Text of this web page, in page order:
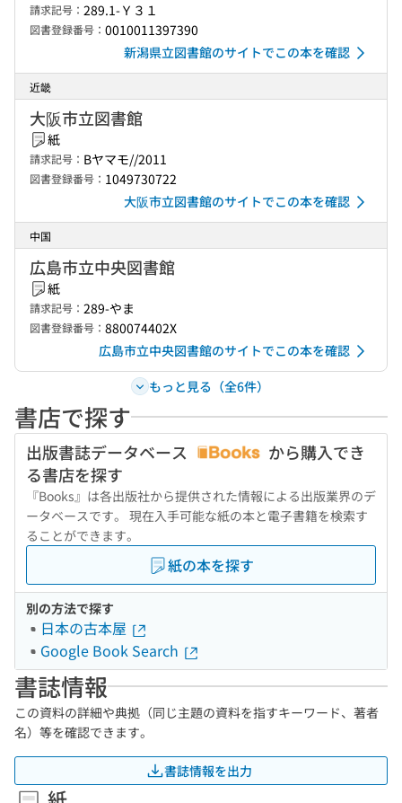
請求記号： 289.1-Ｙ３１
図書登録番号： 0010011397390
新潟県立図書館のサイトでこの本を確認
近畿
大阪市立図書館
紙
請求記号： Bヤマモ//2011
図書登録番号： 1049730722
大阪市立図書館のサイトでこの本を確認
中国
広島市立中央図書館
紙
請求記号： 289-やま
図書登録番号： 880074402X
広島市立中央図書館のサイトでこの本を確認
もっと見る（全6件）
書店で探す
出版書誌データベース
から購入でき
る書店を探す
『Books』は各出版社から提供された情報による出版業界のデ
ータベースです。 現在入手可能な紙の本と電子書籍を検索す
ることができます。
紙の本を探す
別の方法で探す
日本の古本屋
Google Book Search
書誌情報
この資料の詳細や典拠（同じ主題の資料を指すキーワード、著者
名）等を確認できます。
書誌情報を出力